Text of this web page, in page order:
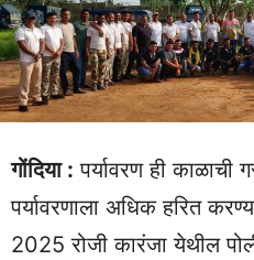
गोंदिया : पर्यावरण ही
पर्यावरणाला अधिक हरित
2025 रोजी कारंजा येथील